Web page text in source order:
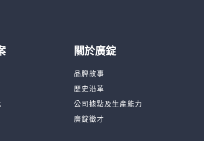
關於廣錠
品牌故事
歷史沿革
公司據點及生產能力
廣錠徵才